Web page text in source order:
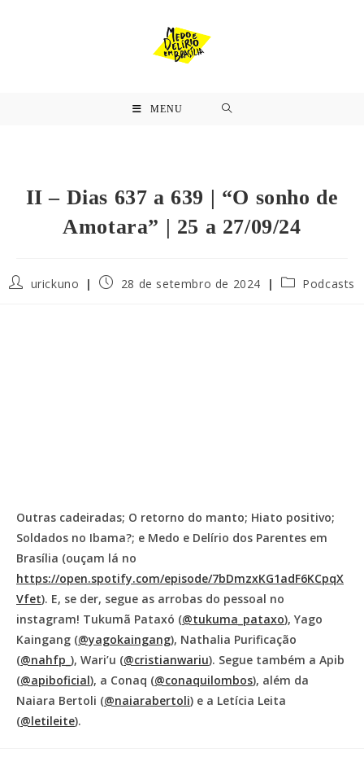
MENU
II – Dias 637 a 639 | “O sonho de
Amotara” | 25 a 27/09/24
urickuno 28 de setembro de 2024 Podcasts
Outras cadeiradas; O retorno do manto; Hiato positivo;
Soldados no Ibama?; e Medo e Delírio dos Parentes em
Brasília (ouçam lá no
https://open.spotify.com/episode/7bDmzxKG1adF6KCpqX
Vfet). E, se der, segue as arrobas do pessoal no
instagram! Tukumã Pataxó (@tukuma_pataxo), Yago
Kaingang (@yagokaingang), Nathalia Purificação
(@nahfp_ ), Wari’u (@cristianwariu). Segue também a Apib
(@apiboficial), a Conaq (@conaquilombos), além da
Naiara Bertoli (@naiarabertoli) e a Letícia Leita
(@letileite).